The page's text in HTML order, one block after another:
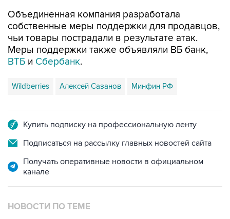
Объединенная компания разработала
собственные меры поддержки для продавцов,
чьи товары пострадали в результате атак.
Меры поддержки также объявляли ВБ банк,
ВТБ и Сбербанк.
Wildberries Алексей Сазанов Минфин РФ
Купить подписку на профессиональную ленту
Подписаться на рассылку главных новостей сайта
Получать оперативные новости в официальном
канале
НОВОСТИ ПО ТЕМЕ